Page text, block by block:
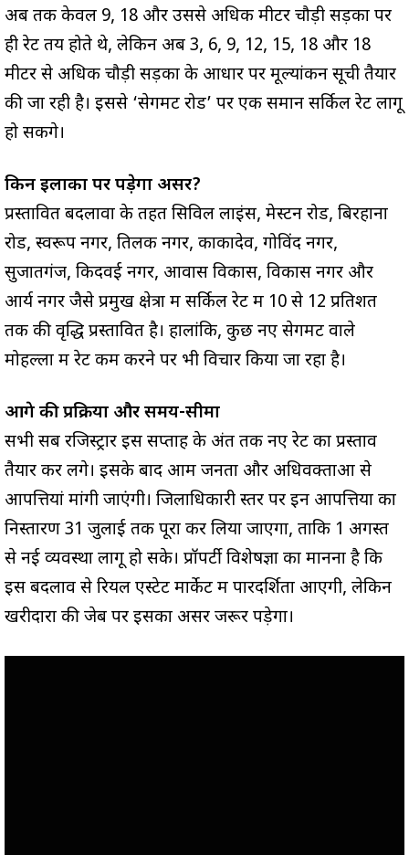
अब तक केवल 9, 18 और उससे अधिक मीटर चौड़ी सड़कों पर
ही रेट तय होते थे, लेकिन अब 3, 6, 9, 12, 15, 18 और 18
मीटर से अधिक चौड़ी सड़कों के आधार पर मूल्यांकन सूची तैयार
की जा रही है। इससे ‘सेगमेंट रोड’ पर एक समान सर्किल रेट लागू
हो सकेंगे।
किन इलाकों पर पड़ेगा असर?
प्रस्तावित बदलावों के तहत सिविल लाइंस, मेस्टन रोड, बिरहाना
रोड, स्वरूप नगर, तिलक नगर, काकादेव, गोविंद नगर,
सुजातगंज, किदवई नगर, आवास विकास, विकास नगर और
आर्य नगर जैसे प्रमुख क्षेत्रों में सर्किल रेट में 10 से 12 प्रतिशत
तक की वृद्धि प्रस्तावित है। हालांकि, कुछ नए सेगमेंट वाले
मोहल्लों में रेट कम करने पर भी विचार किया जा रहा है।
आगे की प्रक्रिया और समय-सीमा
सभी सब रजिस्ट्रार इस सप्ताह के अंत तक नए रेट का प्रस्ताव
तैयार कर लेंगे। इसके बाद आम जनता और अधिवक्ताओं से
आपत्तियां मांगी जाएंगी। जिलाधिकारी स्तर पर इन आपत्तियों का
निस्तारण 31 जुलाई तक पूरा कर लिया जाएगा, ताकि 1 अगस्त
से नई व्यवस्था लागू हो सके। प्रॉपर्टी विशेषज्ञों का मानना है कि
इस बदलाव से रियल एस्टेट मार्केट में पारदर्शिता आएगी, लेकिन
खरीदारों की जेब पर इसका असर जरूर पड़ेगा।